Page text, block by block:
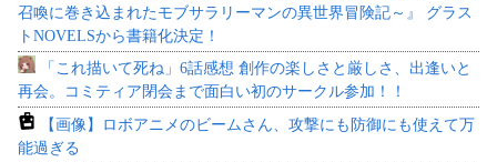
召喚に巻き込まれたモブサラリーマンの異世界冒険記～』 グラス
トNOVELSから書籍化決定！
「これ描いて死ね」6話感想 創作の楽しさと厳しさ、出逢いと
再会。コミティア閉会まで面白い初のサークル参加！！
【画像】ロボアニメのビームさん、攻撃にも防御にも使えて万
能過ぎる